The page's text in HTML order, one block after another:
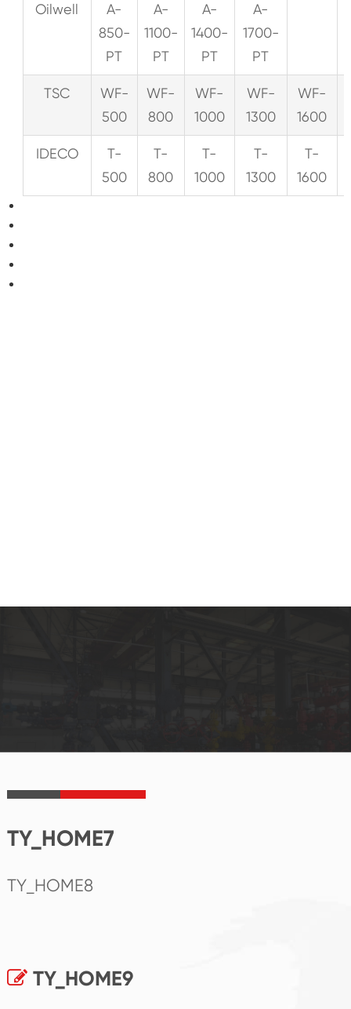
Oilwell
A-
850-
PT
A-
1100-
PT
A-
1400-
PT
A-
1700-
PT
TSC
WF-
500
WF-
800
WF-
1000
WF-
1300
WF-
1600
IDECO
T-
500
T-
800
T-
1000
T-
1300
T-
1600
TY_HOME7
TY_HOME8
TY_HOME9